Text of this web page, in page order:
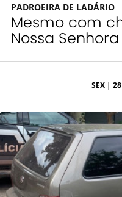
PADROEIRA DE LADÁRIO
Mesmo com
Nossa
SEX |